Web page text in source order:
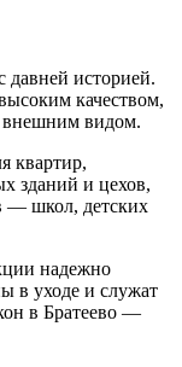
историей.
качеством,
видом.
квартир,
зданий и цехов,
— школ, детских
надежно
в уходе и служат
в Братеево —